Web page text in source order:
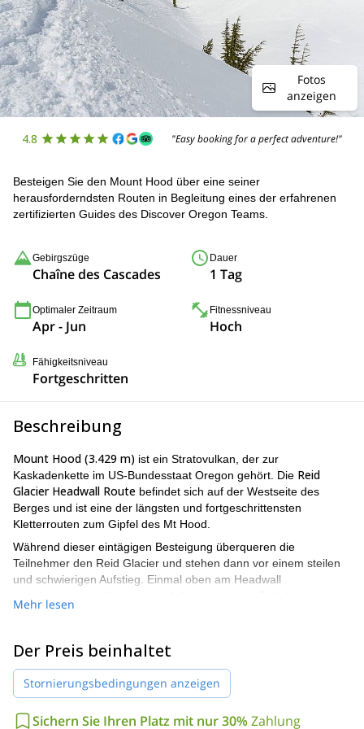
Fotos
anzeigen
4.8 "Easy booking for a perfect adventure!"
Besteigen Sie den Mount Hood über eine seiner
herausforderndsten Routen in Begleitung eines der erfahrenen
zertifizierten Guides des Discover Oregon Teams.
Gebirgszüge
Chaîne des Cascades
Dauer
1 Tag
Optimaler Zeitraum
Apr - Jun
Fitnessniveau
Hoch
Fähigkeitsniveau
Fortgeschritten
Beschreibung
Mount Hood (3.429 m) ist ein Stratovulkan, der zur
Kaskadenkette im US-Bundesstaat Oregon gehört. Die Reid
Glacier Headwall Route befindet sich auf der Westseite des
Berges und ist eine der längsten und fortgeschrittensten
Kletterrouten zum Gipfel des Mt Hood.
Während dieser eintägigen Besteigung überqueren die
Teilnehmer den Reid Glacier und stehen dann vor einem steilen
und schwierigen Aufstieg. Einmal oben am Headwall
wichtige Hindernisse dar, darunter Eistürme, die nicht
Routen auf der Südseite.
Nurfortgeschrittene Kletterermit umfangreicher
Bergsteigererfahrung sollten versuchen, den Mt. Hood über den
Reid Glacier Headwall zu besteigen.
Nutzen Sie die Gelegenheit, den geliebten Mt Hood über eine
Mehr lesen
Der Preis beinhaltet
Stornierungsbedingungen anzeigen
Sichern Sie Ihren Platz mit nur 30%Zahlung